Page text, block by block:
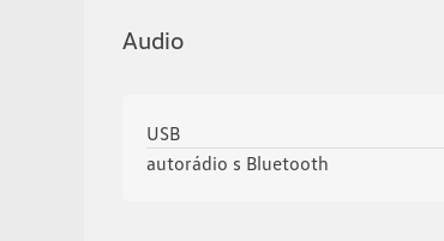
Audio
USB
autorádio s Bluetooth